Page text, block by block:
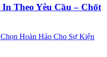
Theo Yêu Cầu – Chốt